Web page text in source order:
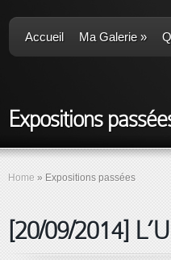
Accueil Ma Galerie»
Expositions
Home » Expositions passées
[20/09/2014]